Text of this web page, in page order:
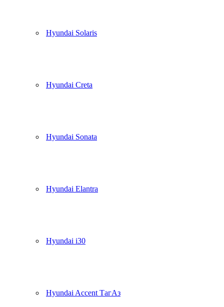
Hyundai Solaris
Hyundai Creta
Hyundai Sonata
Hyundai Elantra
Hyundai i30
Hyundai Accent ТагАз